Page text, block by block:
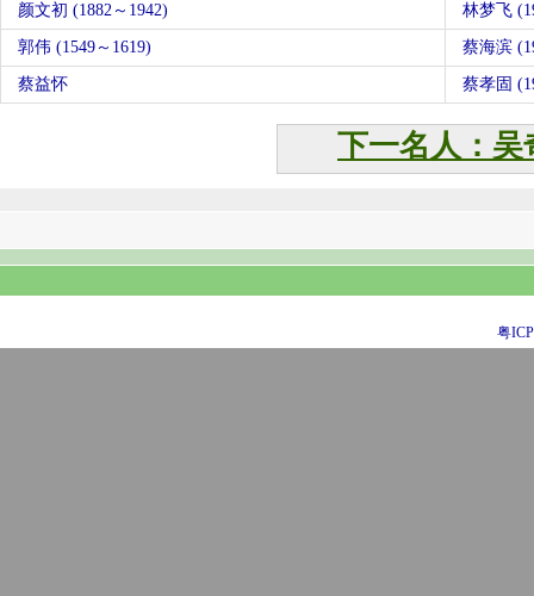
颜文初 (1882～1942) 林梦飞
郭伟 (1549～1619) 蔡海滨
蔡益怀 蔡孝固
下一名人：吴
粤